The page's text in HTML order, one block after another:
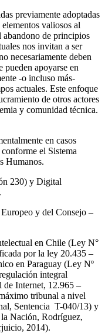
previamente adoptadas
valiosos al
de principios
nos invitan a ser
necesariamente deben
apoyarse en
-o incluso más-
actuales. Este enfoque
de otros actores
y comunidad técnica.
en casos
el Sistema
Humanos.
230) y Digital
y del Consejo –
en Chile (Ley N°
por la ley 20.435 –
en Paraguay (Ley Nº
integral
Internet, 12.965 –
tribunal a nivel
Sentencia T-040/13) y
Nación, Rodríguez,
2014).